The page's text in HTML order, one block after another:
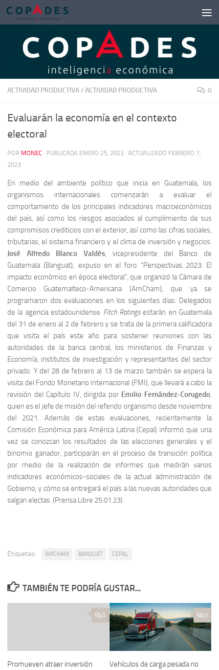
Saltar al contenido
ACTIVIDAD PRODUCTIVA/ACTIVIDAD PRODUCTIVA 0
Evaluarán la economía en el contexto
electoral
POR MONEC · PUBLICADA ENERO 25, 2023 · ACTUALIZADO FEBRERO 7,
2023
En medio del ambiente político que inicia en Guatemala, los
organismos internacionales comenzarán a evaluar el
comportamiento de los principales indicadores macroeconómicos
del país, así como los riesgos asociados al cumplimiento de sus
compromisos crediticios con el exterior, así como las cifras sociales,
tributarias, el sistema financiero y el clima de inversión y negocios.
José Alfredo Blanco Valdés, vicepresidente del Banco de
Guatemala (Banguat), expuso en el foro “Perspectivas 2023: El
impacto económico en época electoral”, que organizó la Cámara de
Comercio Guatemalteco-Americana (AmCham), que ya se
programaron dos evaluaciones en los siguientes días: Delegados
de la agencia estadounidense Fitch Ratingsestarán en Guatemala
del 31 de enero al 2 de febrero y se trata de la primera calificadora
que visita el país este año para sostener reuniones con las
autoridades de la banca central, los ministerios de Finanzas y
Economía, institutos de investigación y representantes del sector
privado. Y del 28 de febrero al 13 de marzo también se espera la
visita del Fondo Monetario Internacional (FMI), que llevará a cabo la
revisión del Capítulo IV, dirigida por Emilio Fernández-Corugedo,
quien es el jefe de misión del referido organismo desde noviembre
del 2021. Además de estas evaluaciones, recientemente la
Comisión Económica para América Latina (Cepal) informó que una
vez se conozcan los resultados de las elecciones generales y el
binomio ganador, participarán en el proceso de transición política
por medio de la realización de informes que medirán varios
indicadores económicos-sociales de la actual administración de
Gobierno, y cómo se entregará el país a las nuevas autoridades que
salgan electas. (Prensa Libre 25.01.23)
Etiquetas: AMCHAM BANGUAT CEPAL
TAMBIÉN TE PODRÍA GUSTAR...
0
Promueven atraer inversión
0
Vehículos de carga pesada no